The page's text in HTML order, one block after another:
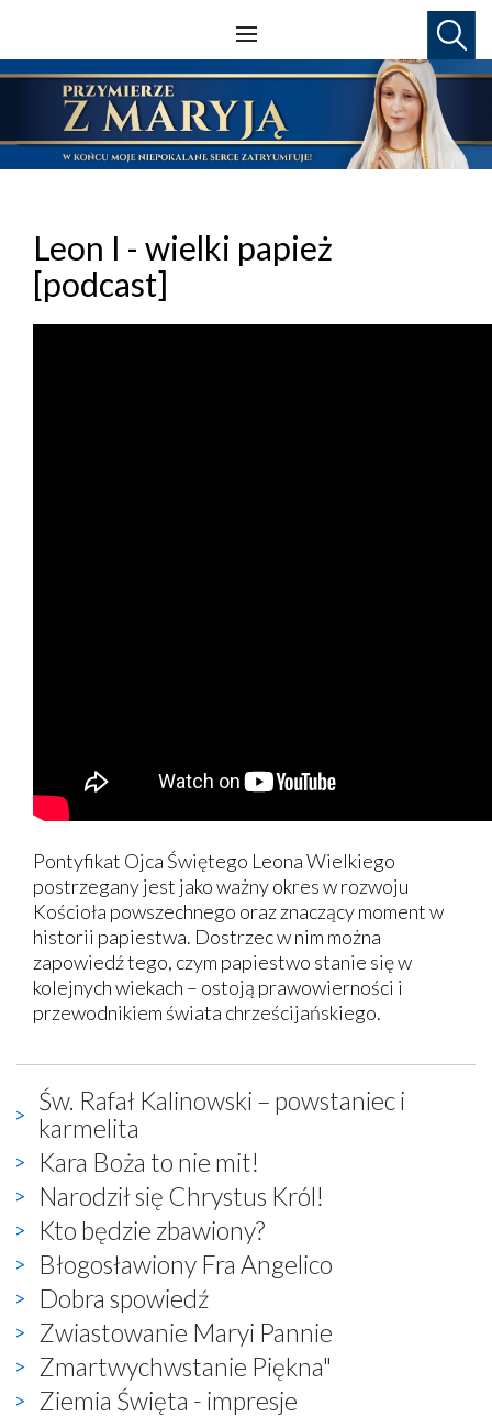
Leon I - wielki papież
[podcast]
Pontyfikat Ojca Świętego Leona Wielkiego
postrzegany jest jako ważny okres w rozwoju
Kościoła powszechnego oraz znaczący moment w
historii papiestwa. Dostrzec w nim można
zapowiedź tego, czym papiestwo stanie się w
kolejnych wiekach – ostoją prawowierności i
przewodnikiem świata chrześcijańskiego.
Św. Rafał Kalinowski – powstaniec i
karmelita
Kara Boża to nie mit!
Narodził się Chrystus Król!
Kto będzie zbawiony?
Błogosławiony Fra Angelico
Dobra spowiedź
Zwiastowanie Maryi Pannie
Zmartwychwstanie Piękna"
Ziemia Święta - impresje